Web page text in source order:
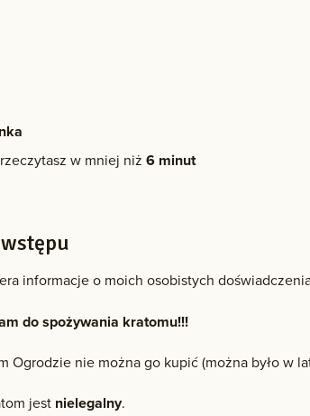
w mniej niż6 minut
informacje o moich osobistych
do spożywania kratomu!!!
Ogrodzie nie można go kupić (można było w
jest nielegalny.